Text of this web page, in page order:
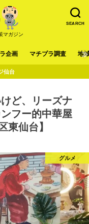
SEARCH
マガジン
企画 マチプラ調査 地
仙台
ど、リーズナ
フー的中華屋
東仙台】
グルメ